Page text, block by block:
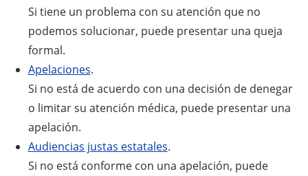
Si tiene un problema con su atención que no
podemos solucionar, puede presentar una queja
formal.
Apelaciones.
Si no está de acuerdo con una decisión de denegar
o limitar su atención médica, puede presentar una
apelación.
Audiencias justas estatales.
Si no está conforme con una apelación, puede